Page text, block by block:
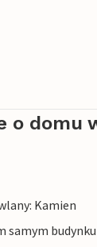
o domu
Kamien
samym budynku